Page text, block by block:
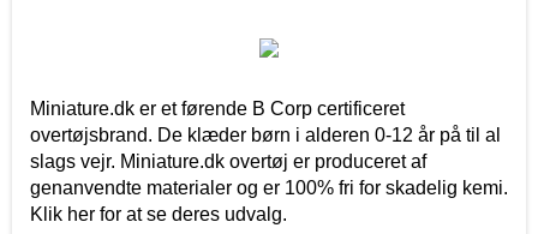
Miniature.dk er et førende B Corp certificeret
overtøjsbrand. De klæder børn i alderen 0-12 år på til al
slags vejr. Miniature.dk overtøj er produceret af
genanvendte materialer og er 100% fri for skadelig kemi.
Klik her for at se deres udvalg.